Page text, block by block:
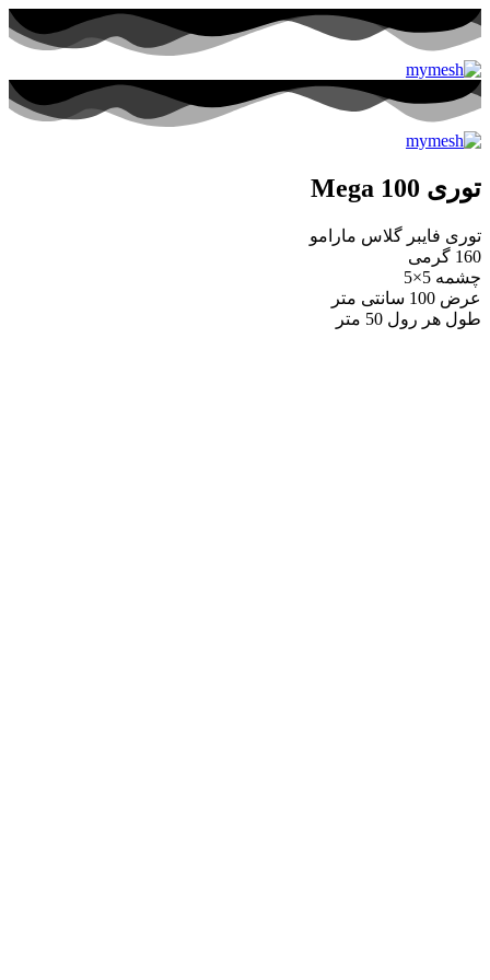
توری Mega 100
توری فایبر گلاس مارامو
160 گرمی
چشمه 5×5
عرض 100 سانتی متر
طول هر رول 50 متر